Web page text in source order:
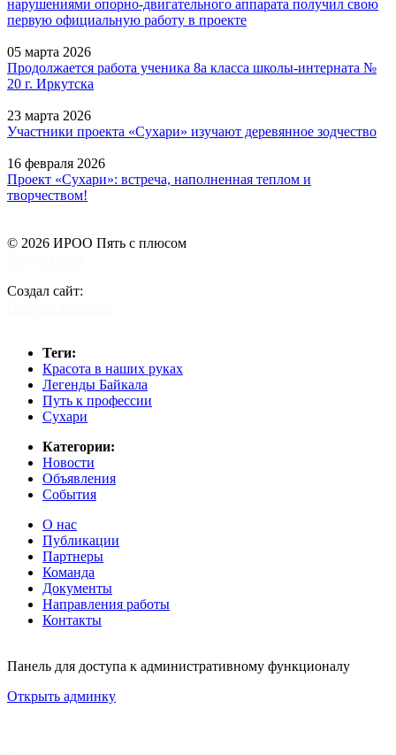
нарушениями опорно-двигательного аппарата получил свою
первую официальную работу в проекте
05 марта 2026
Продолжается работа ученика 8а класса школы-интерната №
20 г. Иркутска
23 марта 2026
Участники проекта «Сухари» изучают деревянное зодчество
16 февраля 2026
Проект «Сухари»: встреча, наполненная теплом и
творчеством!
© 2026 ИРОО Пять с плюсом
Создал сайт:
Теги:
Красота в наших руках
Легенды Байкала
Путь к профессии
Сухари
Категории:
Новости
Объявления
События
О нас
Публикации
Партнеры
Команда
Документы
Направления работы
Контакты
Панель для доступа к административному функционалу
Открыть админку